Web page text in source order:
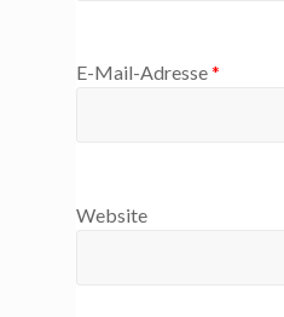
E-Mail-Adresse*
Website